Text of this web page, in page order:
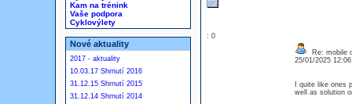
Kam na trénink
Vaše podpora
Cyklovýlety
Nové aktuality
2017 - aktuality
10.03.17 Shrnutí 2016
31.12.15 Shrnutí 2015
31.12.14 Shrnutí 2014
: 0
Re: mobile
25/01/2025
I quite like ones
well as solution